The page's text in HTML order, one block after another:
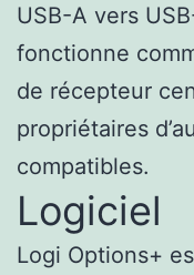
USB-A vers
fonctionne
de récepteur
propriétaires
compatibles.
Logiciel
Logi Options+